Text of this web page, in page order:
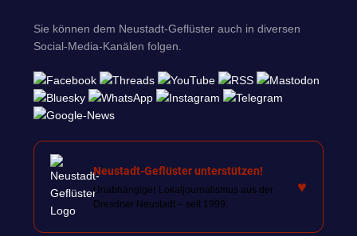
Sie können dem Neustadt-Geflüster auch in diversen
Social-Media-Kanälen folgen.
Neustadt-Geflüster unterstützen!
Unabhängiger Lokaljournalismus aus der
Dresdner Neustadt – seit 1999.
♥